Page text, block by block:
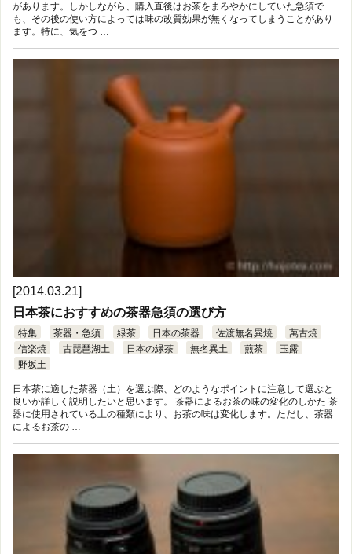
があります。しかしながら、購入直後はお茶をまろやかにしていた急須で
も、その後の使い方によっては味の改質効果が無くなってしまうことがあり
ます。特に、気をつ …
[2014.03.21]
日本茶におすすめの茶器急須の選び方
特集 茶器・急須 緑茶 日本の茶器 佐渡無名異焼
萬古焼
信楽焼
古琵琶湖土 日本の緑茶 無名異土 煎茶
玉露
野坂土
日本茶に適した茶器（土）を選ぶ際、どのようなポイントに注意して選ぶと
良いか詳しく説明したいと思います。 茶器によるお茶の味の変化のしかた 茶
器に使用されている土の種類により、お茶の味は変化します。ただし、茶器
によるお茶の …